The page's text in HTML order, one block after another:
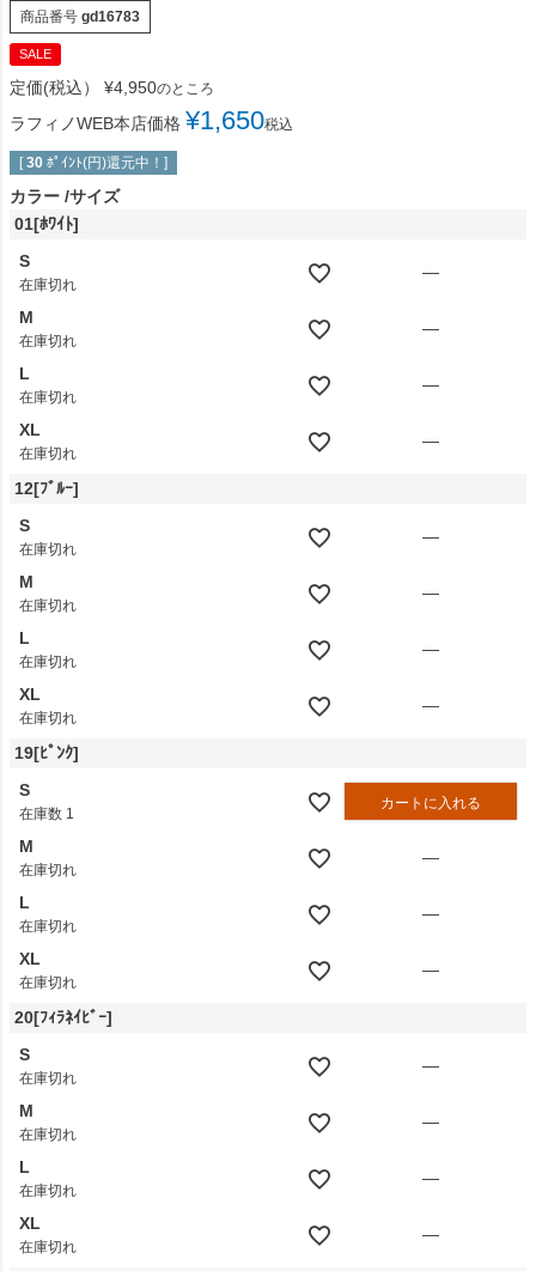
商品番号 gd16783
SALE
定価(税込） ¥4,950のところ
ラフィノWEB本店価格 ¥1,650税込
[ 30 ﾎﾟｲﾝﾄ(円)還元中！]
カラー サイズ
01[ﾎﾜｲﾄ]
S
在庫切れ
—
M
在庫切れ
—
L
在庫切れ
—
XL
在庫切れ
—
12[ﾌﾞﾙｰ]
S
在庫切れ
—
M
在庫切れ
—
L
在庫切れ
—
XL
在庫切れ
—
19[ﾋﾟﾝｸ]
S
在庫数 1
カートに入れる
M
在庫切れ
—
L
在庫切れ
—
XL
在庫切れ
—
20[ﾌｨﾗﾈｲﾋﾞｰ]
S
在庫切れ
—
M
在庫切れ
—
L
在庫切れ
—
XL
在庫切れ
—